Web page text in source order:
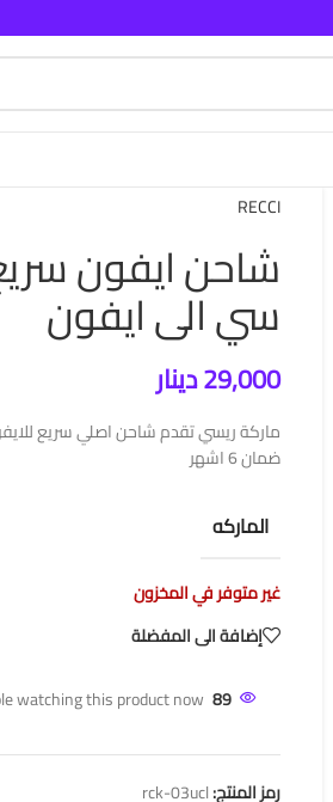
RECCI
شاحن ايفون
سي الى ايفون
29,000دينار
ضمان 6 اشهر
الماركه
غير متوفر في المخزون
إضافة الى المفضلة
89
watching this product now!
رمز المنتج:rck-03ucl